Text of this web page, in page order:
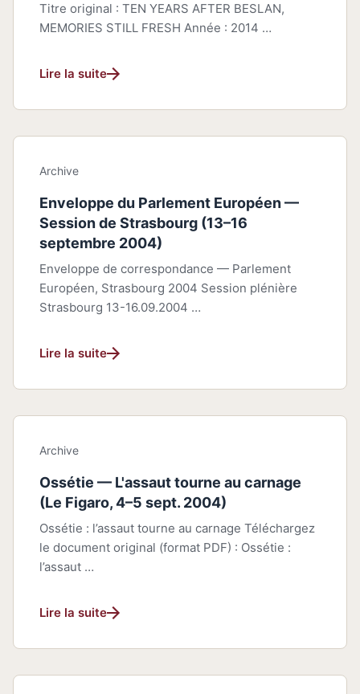
Titre original : TEN YEARS AFTER BESLAN,
MEMORIES STILL FRESH Année : 2014 …
Lire la suite
Archive
Enveloppe du Parlement Européen —
Session de Strasbourg (13–16
septembre 2004)
Enveloppe de correspondance — Parlement
Européen, Strasbourg 2004 Session plénière
Strasbourg 13-16.09.2004 …
Lire la suite
Archive
Ossétie — L'assaut tourne au carnage
(Le Figaro, 4–5 sept. 2004)
Ossétie : l’assaut tourne au carnage Téléchargez
le document original (format PDF) : Ossétie :
l’assaut …
Lire la suite